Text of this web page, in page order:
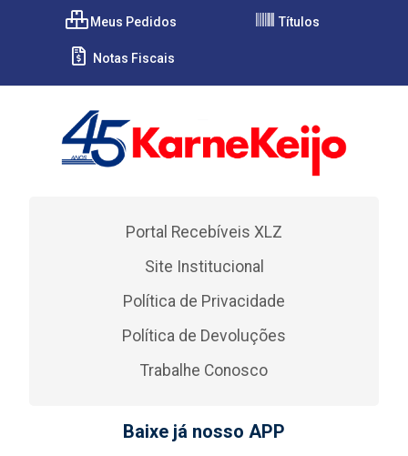
Meus Pedidos Títulos
Notas Fiscais
Portal Recebíveis XLZ
Site Institucional
Política de Privacidade
Política de Devoluções
Trabalhe Conosco
Baixe já nosso APP